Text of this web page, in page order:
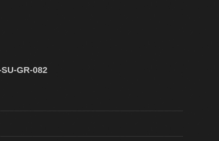
GR-082